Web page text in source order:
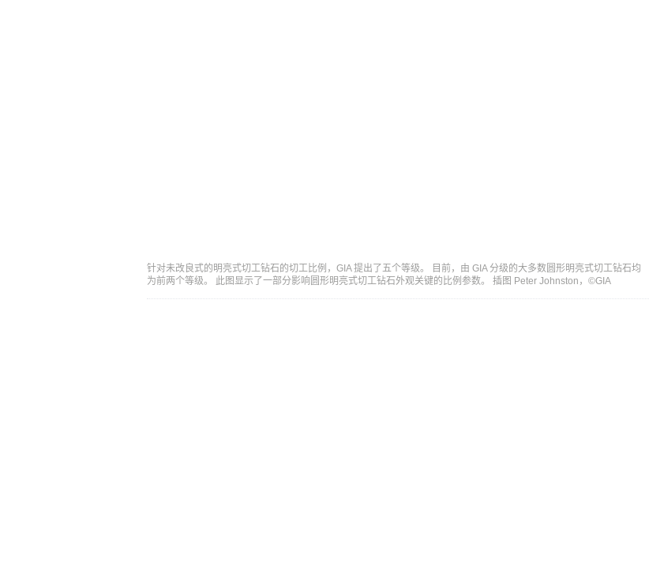
针对未改良式的明亮式切工钻石的切工比例，GIA 提出了五个等级。 目前，由 GIA 分级的大多数圆形明亮式切工钻石均
为前两个等级。 此图显示了一部分影响圆形明亮式切工钻石外观关键的比例参数。 插图 Peter Johnston，©GIA